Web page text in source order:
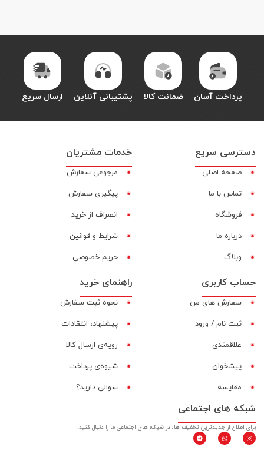
پرداخت آسان ضمانت کالا پشتیبانی آنلاین ارسال سریع
دسترسی سریع
صفحه اصلی
تماس با ما
فروشگاه
درباره ما
وبلاگ
خدمات مشتریان
مرجوعی سفارش
پیگیری سفارش
انصراف از خرید
شرایط و قوانین
حریم خصوصی
حساب کاربری
سفارش های من
ثبت نام / ورود
علاقمندی
پیشخوان
مقایسه‌
راهنمای خرید
نحوه ثبت سفارش
پیشنهاد، انتقادات
رویه‌ی ارسال کالا
شیوه‌ی پرداخت
سوالی دارید؟
شبکه های اجتماعی
برای اطلاع از جدیدترین تخفیف ها، در شبکه های اجتماعی ما را دنبال کنید.